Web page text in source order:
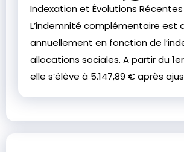
Indexation et Évolutions Récentes
L’indemnité complémentaire est
annuellement en fonction de
allocations sociales. A partir du
elle s’élève à 5.147,89 € après